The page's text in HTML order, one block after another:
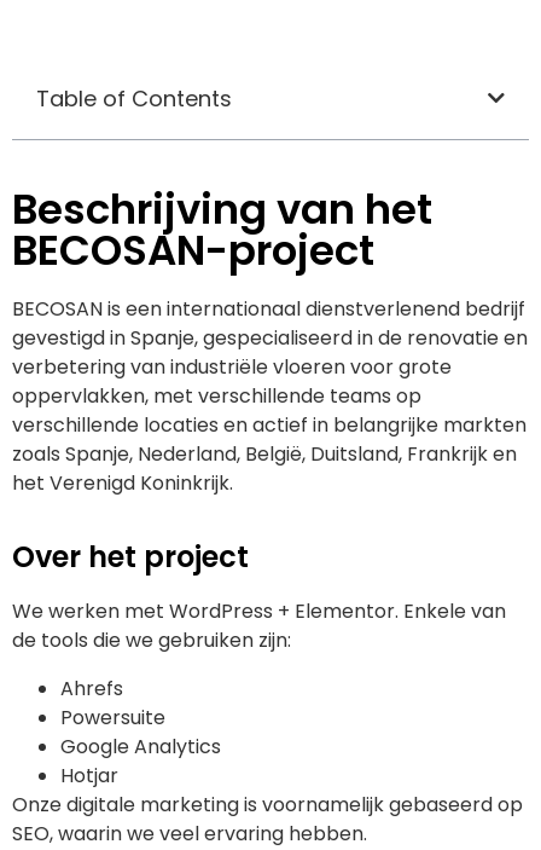
Table of Contents
Beschrijving van het
BECOSAN-project
BECOSAN is een internationaal dienstverlenend bedrijf
gevestigd in Spanje, gespecialiseerd in de renovatie en
verbetering van industriële vloeren voor grote
oppervlakken, met verschillende teams op
verschillende locaties en actief in belangrijke markten
zoals Spanje, Nederland, België, Duitsland, Frankrijk en
het Verenigd Koninkrijk.
Over het project
We werken met WordPress + Elementor. Enkele van
de tools die we gebruiken zijn:
Ahrefs
Powersuite
Google Analytics
Hotjar
Onze digitale marketing is voornamelijk gebaseerd op
SEO, waarin we veel ervaring hebben.